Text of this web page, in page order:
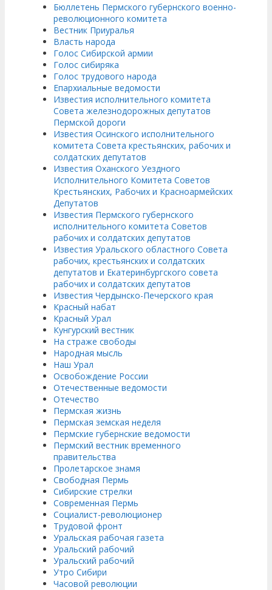
Бюллетень Пермского губернского военно-
революционного комитета
Вестник Приуралья
Власть народа
Голос Сибирской армии
Голос сибиряка
Голос трудового народа
Епархиальные ведомости
Известия исполнительного комитета
Совета железнодорожных депутатов
Пермской дороги
Известия Осинского исполнительного
комитета Совета крестьянских, рабочих и
солдатских депутатов
Известия Оханского Уездного
Исполнительного Комитета Советов
Крестьянских, Рабочих и Красноармейских
Депутатов
Известия Пермского губернского
исполнительного комитета Советов
рабочих и солдатских депутатов
Известия Уральского областного Совета
рабочих, крестьянских и солдатских
депутатов и Екатеринбургского совета
рабочих и солдатских депутатов
Известия Чердынско-Печерского края
Красный набат
Красный Урал
Кунгурский вестник
На страже свободы
Народная мысль
Наш Урал
Освобождение России
Отечественные ведомости
Отечество
Пермская жизнь
Пермская земская неделя
Пермские губернские ведомости
Пермский вестник временного
правительства
Пролетарское знамя
Свободная Пермь
Сибирские стрелки
Современная Пермь
Социалист-революционер
Трудовой фронт
Уральская рабочая газета
Уральский рабочий
Уральский рабочий
Утро Сибири
Часовой революции